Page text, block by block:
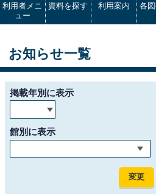
利用者メニ
ュー
資料を探す 利用案内
各
お知らせ一覧
掲載年別に表示
館別に表示